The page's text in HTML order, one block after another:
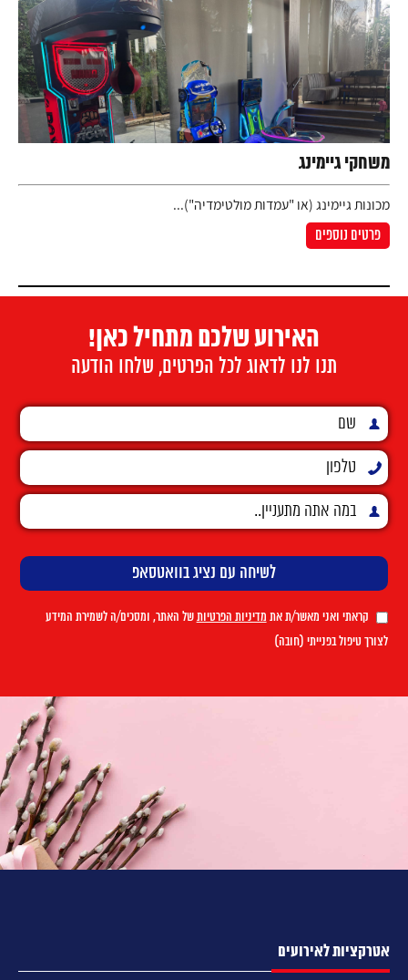
משחקי גיימינג
מכונות גיימינג (או "עמדות מולטימדיה")...
פרטים נוספים
האירוע שלכם מתחיל כאן!
תנו לנו לדאוג לכל הפרטים, שלחו הודעה
קראתי ואני מאשר/ת את מדיניות הפרטיותשל האתר, ומסכים/ה לשמירת המידע
לצורך טיפול בפנייתי (חובה)
אטרקציות לאירועים